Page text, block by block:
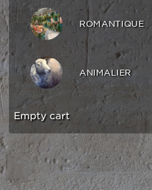
ROMANTIQUE
ANIMALIER
Empty cart